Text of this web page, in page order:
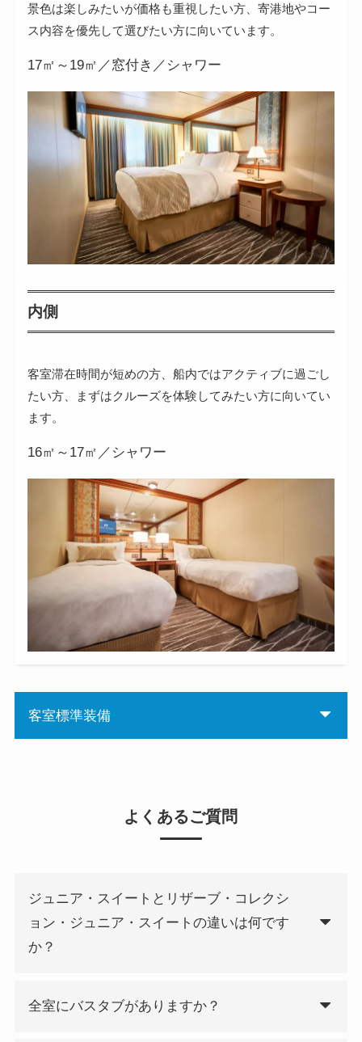
景色は楽しみたいが価格も重視したい方、寄港地やコー
ス内容を優先して選びたい方に向いています。
17㎡～19㎡／窓付き／シャワー
内側
客室滞在時間が短めの方、船内ではアクティブに過ごし
たい方、まずはクルーズを体験してみたい方に向いてい
ます。
16㎡～17㎡／シャワー
客室標準装備
よくあるご質問
ジュニア・スイートとリザーブ・コレクシ
ョン・ジュニア・スイートの違いは何です
か？
全室にバスタブがありますか？